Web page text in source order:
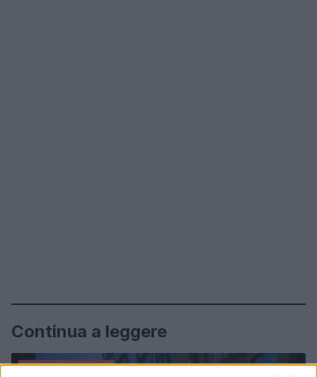
Continua a leggere
NEWS E ATTUALITÀ